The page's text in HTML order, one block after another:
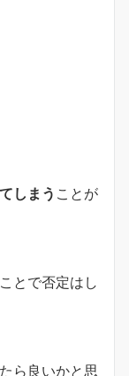
しまう ことが
とで否定はし
ら良いかと思